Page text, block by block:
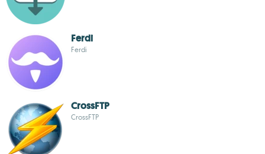
Ferdi
Ferdi
CrossFTP
CrossFTP